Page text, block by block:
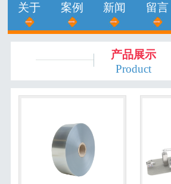
关于 案例 新闻 留言
产品展示
Product